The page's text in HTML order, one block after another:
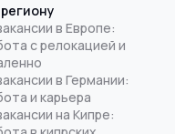
в Европе:
с релокацией и
в Германии:
и карьера
на Кипре: